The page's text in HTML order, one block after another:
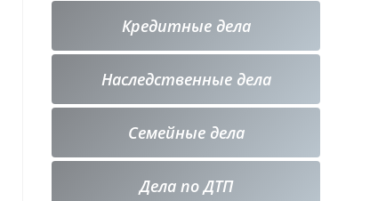
Кредитные дела
Наследственные дела
Семейные дела
Дела по ДТП